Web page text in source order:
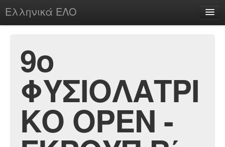
Ελληνικά ΕΛΟ
chesstu.be @ discord
Login
9ο
ΦΥΣΙΟΛΑΤΡΙ
ΚΟ ΟΡΕΝ -